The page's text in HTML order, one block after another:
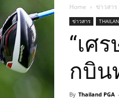
Home ข่าวสาร
ข่าวสาร
“เศ
กบิน
By Thailand PGA -